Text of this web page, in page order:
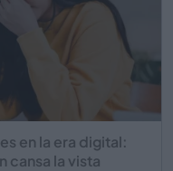
en la era digital:
cansa la vista